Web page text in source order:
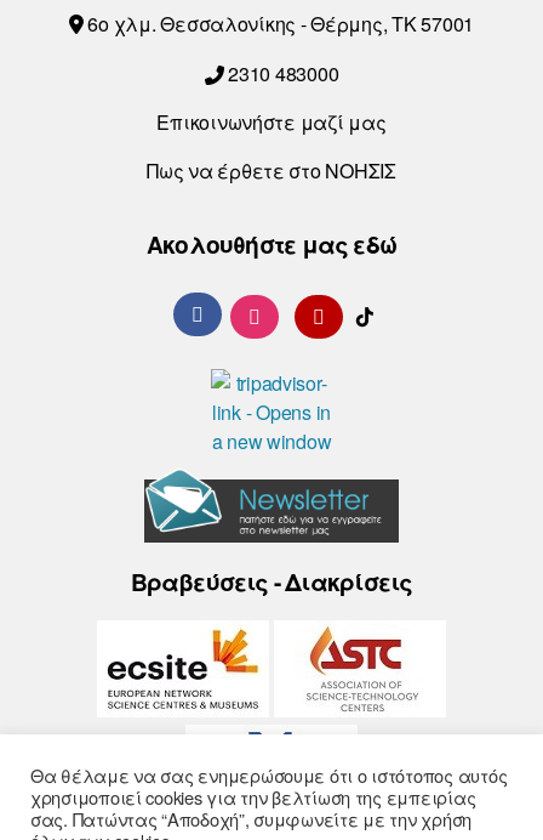
6o χλμ. Θεσσαλονίκης - Θέρμης, ΤΚ 57001
2310 483000
Επικοινωνήστε μαζί μας
Πως να έρθετε στο ΝΟΗΣΙΣ
Ακολουθήστε μας εδώ
Βραβεύσεις - Διακρίσεις
Θα θέλαμε να σας ενημερώσουμε ότι ο ιστότοπος αυτός
χρησιμοποιεί cookies για την βελτίωση της εμπειρίας
σας. Πατώντας “Αποδοχή”, συμφωνείτε με την χρήση